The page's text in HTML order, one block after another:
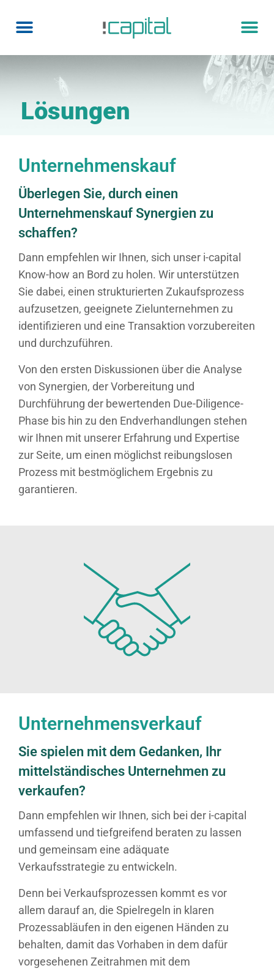
Lösungen
Unternehmenskauf
Überlegen Sie, durch einen
Unternehmenskauf Synergien zu
schaffen?
Dann empfehlen wir Ihnen, sich unser i-capital
Know-how an Bord zu holen. Wir unterstützen
Sie dabei, einen strukturierten Zukaufsprozess
aufzusetzen, geeignete Zielunternehmen zu
identifizieren und eine Transaktion vorzubereiten
und durchzuführen.
Von den ersten Diskussionen über die Analyse
von Synergien, der Vorbereitung und
Durchführung der bewertenden Due-Diligence-
Phase bis hin zu den Endverhandlungen stehen
wir Ihnen mit unserer Erfahrung und Expertise
zur Seite, um einen möglichst reibungslosen
Prozess mit bestmöglichem Ergebnis zu
garantieren.
Unternehmensverkauf
Sie spielen mit dem Gedanken, Ihr
mittelständisches Unternehmen zu
verkaufen?
Dann empfehlen wir Ihnen, sich bei der i-capital
umfassend und tiefgreifend beraten zu lassen
und gemeinsam eine adäquate
Verkaufsstrategie zu entwickeln.
Denn bei Verkaufsprozessen kommt es vor
allem darauf an, die Spielregeln in klaren
Prozessabläufen in den eigenen Händen zu
behalten, damit das Vorhaben in dem dafür
vorgesehenen Zeitrahmen mit dem